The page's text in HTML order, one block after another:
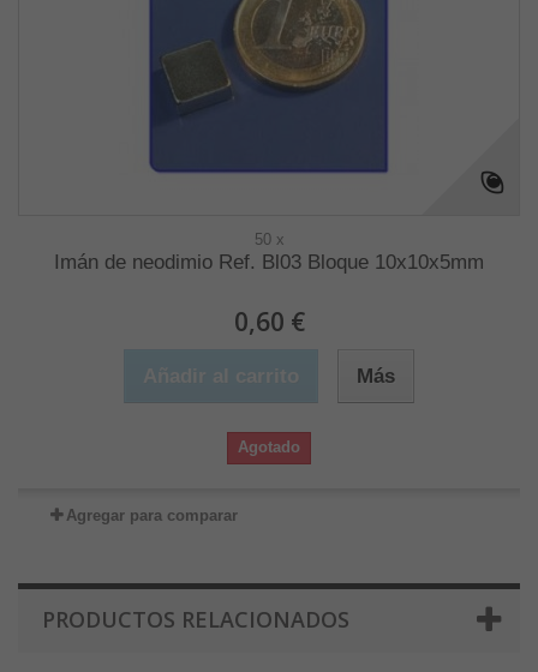
50 x
Imán de neodimio Ref. Bl03 Bloque 10x10x5mm
0,60 €
Más
Agotado
Agregar para comparar
PRODUCTOS RELACIONADOS